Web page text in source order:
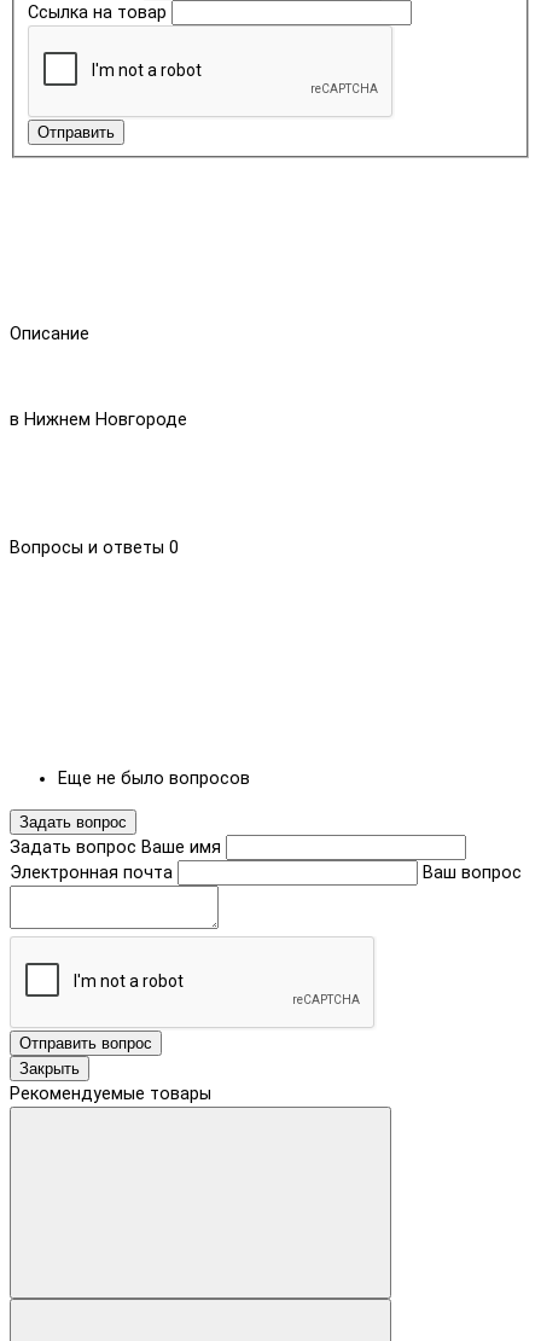
Ссылка на товар
Отправить
Описание
в Нижнем Новгороде
Вопросы и ответы 0
Еще не было вопросов
Задать вопрос
Задать вопрос Ваше имя
Электронная почта
Ваш вопрос
Отправить вопрос
Закрыть
Рекомендуемые товары